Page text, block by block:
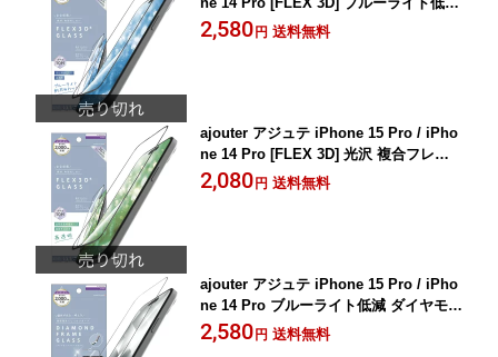
複合フレームガラス AJ-IP23M3-G3-SL
B3CBK
2,580 円 送料無料
ajouter アジュテ iPhone 15 Pro / iPho
ne 14 Pro [FLEX 3D] 光沢 複合フレー
ムガラス AJ-IP23M3-G3-SLCCBK
2,080 円 送料無料
ajouter アジュテ iPhone 15 Pro / iPho
ne 14 Pro ブルーライト低減 ダイヤモン
ドカットガラス - ブラック AJ-IP23M3-
GMD-SLB3CK
2,580 円 送料無料